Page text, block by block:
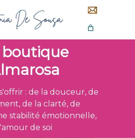
boutique
: de la douceur, de
de la clarté, de
stabilité émotionnelle,
l'amour de soi